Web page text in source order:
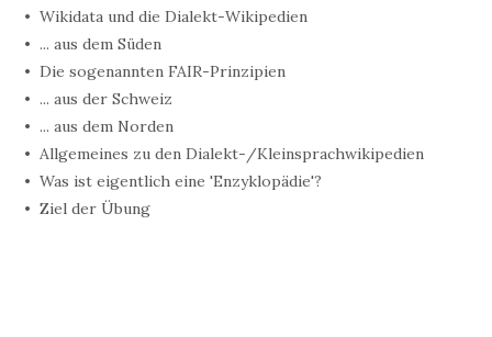
Wikidata und die Dialekt-Wikipedien
... aus dem Süden
Die sogenannten FAIR-Prinzipien
... aus der Schweiz
... aus dem Norden
Allgemeines zu den Dialekt-/Kleinsprachwikipedien
Was ist eigentlich eine 'Enzyklopädie'?
Ziel der Übung